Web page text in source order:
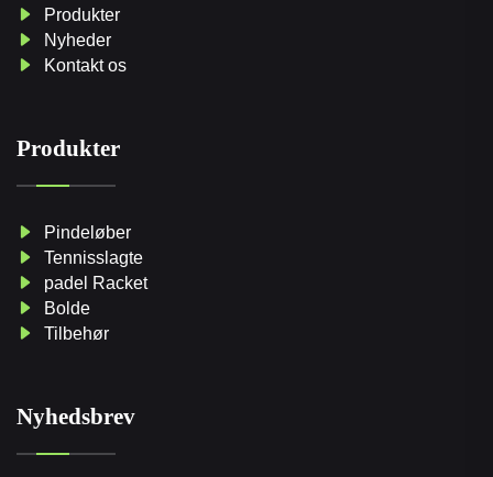
Produkter
Nyheder
Kontakt os
Produkter
Pindeløber
Tennisslagte
padel Racket
Bolde
Tilbehør
Nyhedsbrev